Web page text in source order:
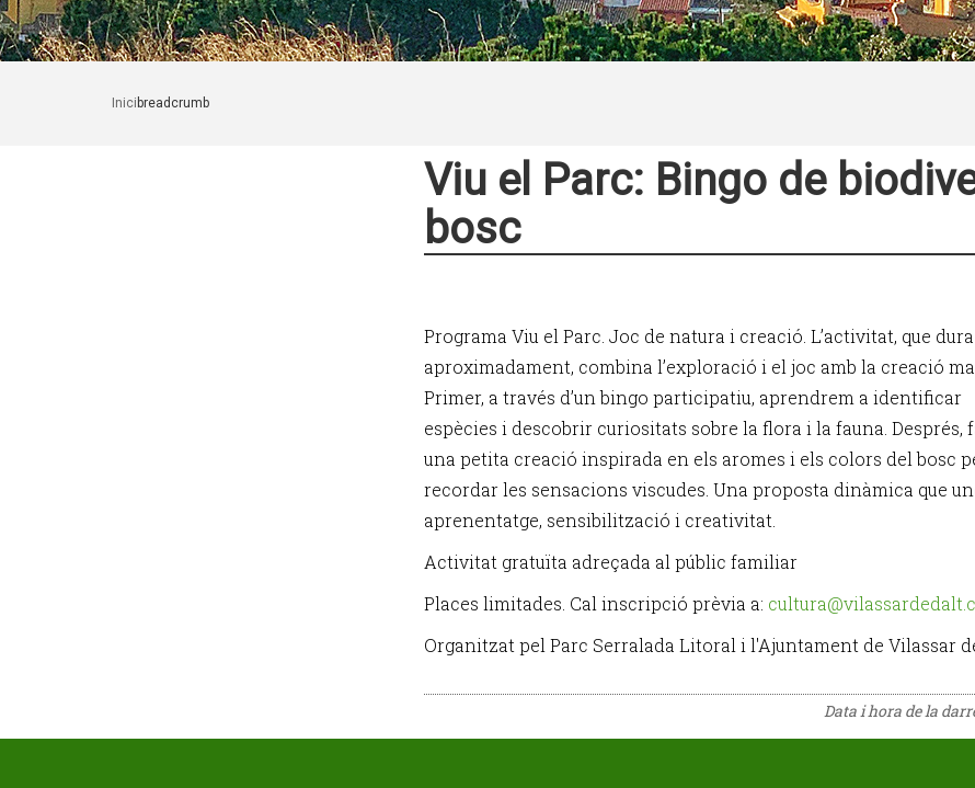
Inici breadcrumb
Viu el Parc: Bingo de
bosc
Programa Viu el Parc. Joc de natura i creació. L’activitat, que
aproximadament, combina l’exploració i el joc amb la creació
Primer, a través d’un bingo participatiu, aprendrem a identificar
espècies i descobrir curiositats sobre la flora i la fauna. Després,
una petita creació inspirada en els aromes i els colors del bosc
recordar les sensacions viscudes. Una proposta dinàmica que
aprenentatge, sensibilització i creativitat.
Activitat gratuïta adreçada al públic familiar
Places limitades. Cal inscripció prèvia a:
Organitzat pel Parc Serralada Litoral i l'Ajuntament de Vilassar
Data i hora de la